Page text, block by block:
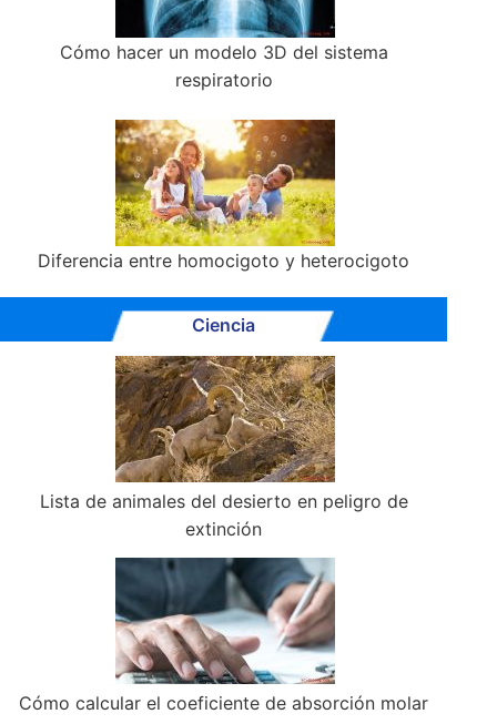
Cómo hacer un modelo 3D del sistema
respiratorio
Diferencia entre homocigoto y heterocigoto
Ciencia
Lista de animales del desierto en peligro de
extinción
Cómo calcular el coeficiente de absorción molar